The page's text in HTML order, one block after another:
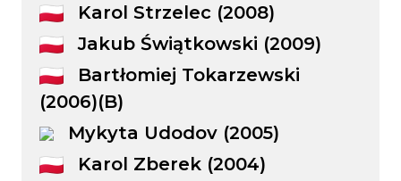
Karol Strzelec (2008)
Jakub Świątkowski (2009)
Bartłomiej Tokarzewski
(2006)(B)
Mykyta Udodov (2005)
Karol Zberek (2004)